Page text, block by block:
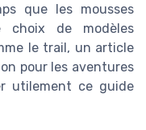
que les mousses
choix de modèles
le trail, un article
pour les aventures
utilement ce guide